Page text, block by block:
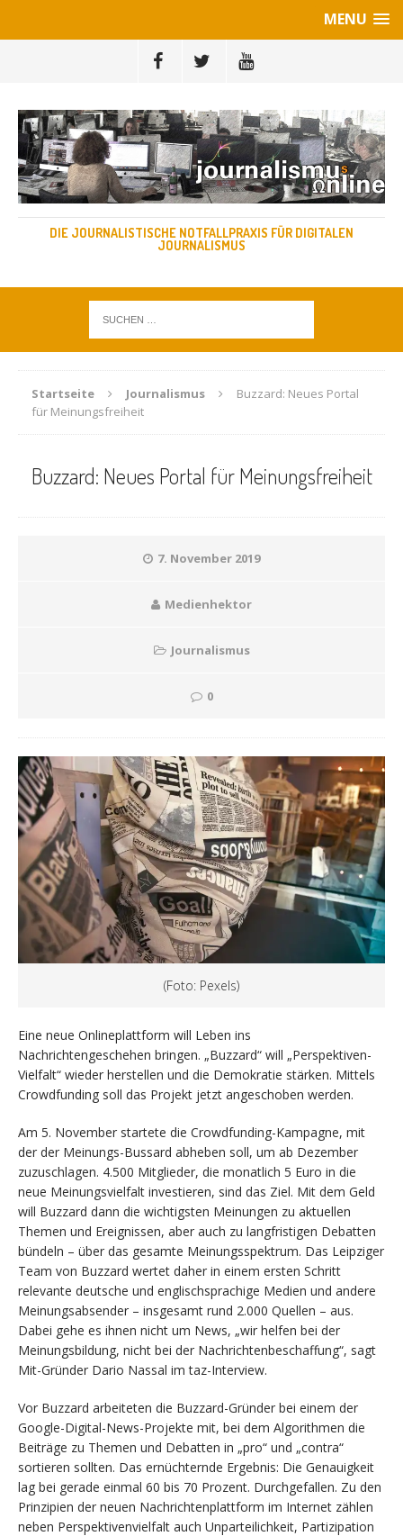
MENU
DIE JOURNALISTISCHE NOTFALLPRAXIS FÜR DIGITALEN
JOURNALISMUS
Startseite Journalismus
Buzzard: Neues Portal
für Meinungsfreiheit
Buzzard: Neues Portal für Meinungsfreiheit
7. November 2019
Medienhektor
Journalismus
0
(Foto: Pexels)
Eine neue Onlineplattform will Leben ins
Nachrichtengeschehen bringen. „Buzzard“ will „Perspektiven-
Vielfalt“ wieder herstellen und die Demokratie stärken. Mittels
Crowdfunding soll das Projekt jetzt angeschoben werden.
Am 5. November startete die Crowdfunding-­Kampagne, mit
der der Meinungs-Bussard abheben soll, um ab Dezember
zuzuschlagen. 4.500 Mitglieder, die monatlich 5 Euro in die
neue Meinungsvielfalt investieren, sind das Ziel. Mit dem Geld
will Buzzard dann die wichtigsten Meinungen zu aktuellen
Themen und Ereignissen, aber auch zu langfristigen Debatten
bündeln – über das gesamte Meinungsspektrum. Das Leipziger
Team von Buzzard wertet daher in einem ersten Schritt
relevante deutsche und englischsprachige Medien und andere
Meinungsabsender – insgesamt rund 2.000 Quellen – aus.
Dabei gehe es ihnen nicht um News, „wir helfen bei der
Meinungsbildung, nicht bei der Nachrichtenbeschaffung“, sagt
Mit-Gründer Dario Nassal im taz-Interview.
Vor Buzzard arbeiteten die Buzzard-Gründer bei einem der
Google-Digital-News-Projekte mit, bei dem Algorithmen die
Beiträge zu Themen und Debatten in „pro“ und „contra“
sortieren sollten. Das ernüchternde Ergebnis: Die Genauigkeit
lag bei gerade einmal 60 bis 70 Prozent. Durchgefallen. Zu den
Prinzipien der neuen Nachrichtenplattform im Internet zählen
neben Perspektivenvielfalt auch Unparteilichkeit, Partizipation